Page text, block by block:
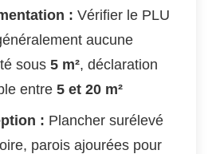
: Vérifier le PLU
aucune
sous 5 m², déclaration
entre 5 et 20 m²
: Plancher surélevé
parois ajourées pour